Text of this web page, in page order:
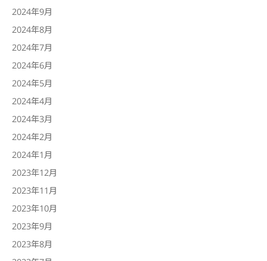
2024年9月
2024年8月
2024年7月
2024年6月
2024年5月
2024年4月
2024年3月
2024年2月
2024年1月
2023年12月
2023年11月
2023年10月
2023年9月
2023年8月